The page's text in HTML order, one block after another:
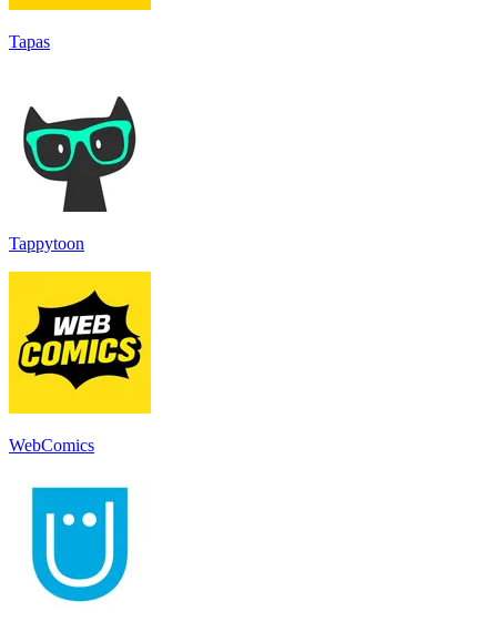
Tapas
Tappytoon
WebComics